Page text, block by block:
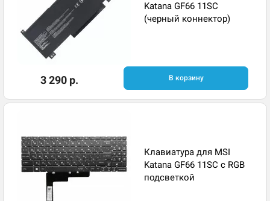
Katana GF66 11SC
(черный коннектор)
3 290 р. В корзину
Клавиатура для MSI
Katana GF66 11SC с RGB
подсветкой